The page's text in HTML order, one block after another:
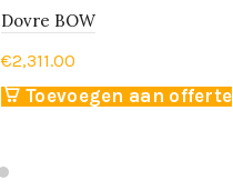
Dovre BOW
€2,311.00
Toevoegen aan offerte